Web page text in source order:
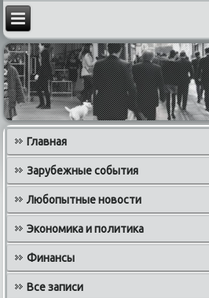
Главная
Зарубежные события
Любопытные новости
Экономика и политика
Финансы
Все записи